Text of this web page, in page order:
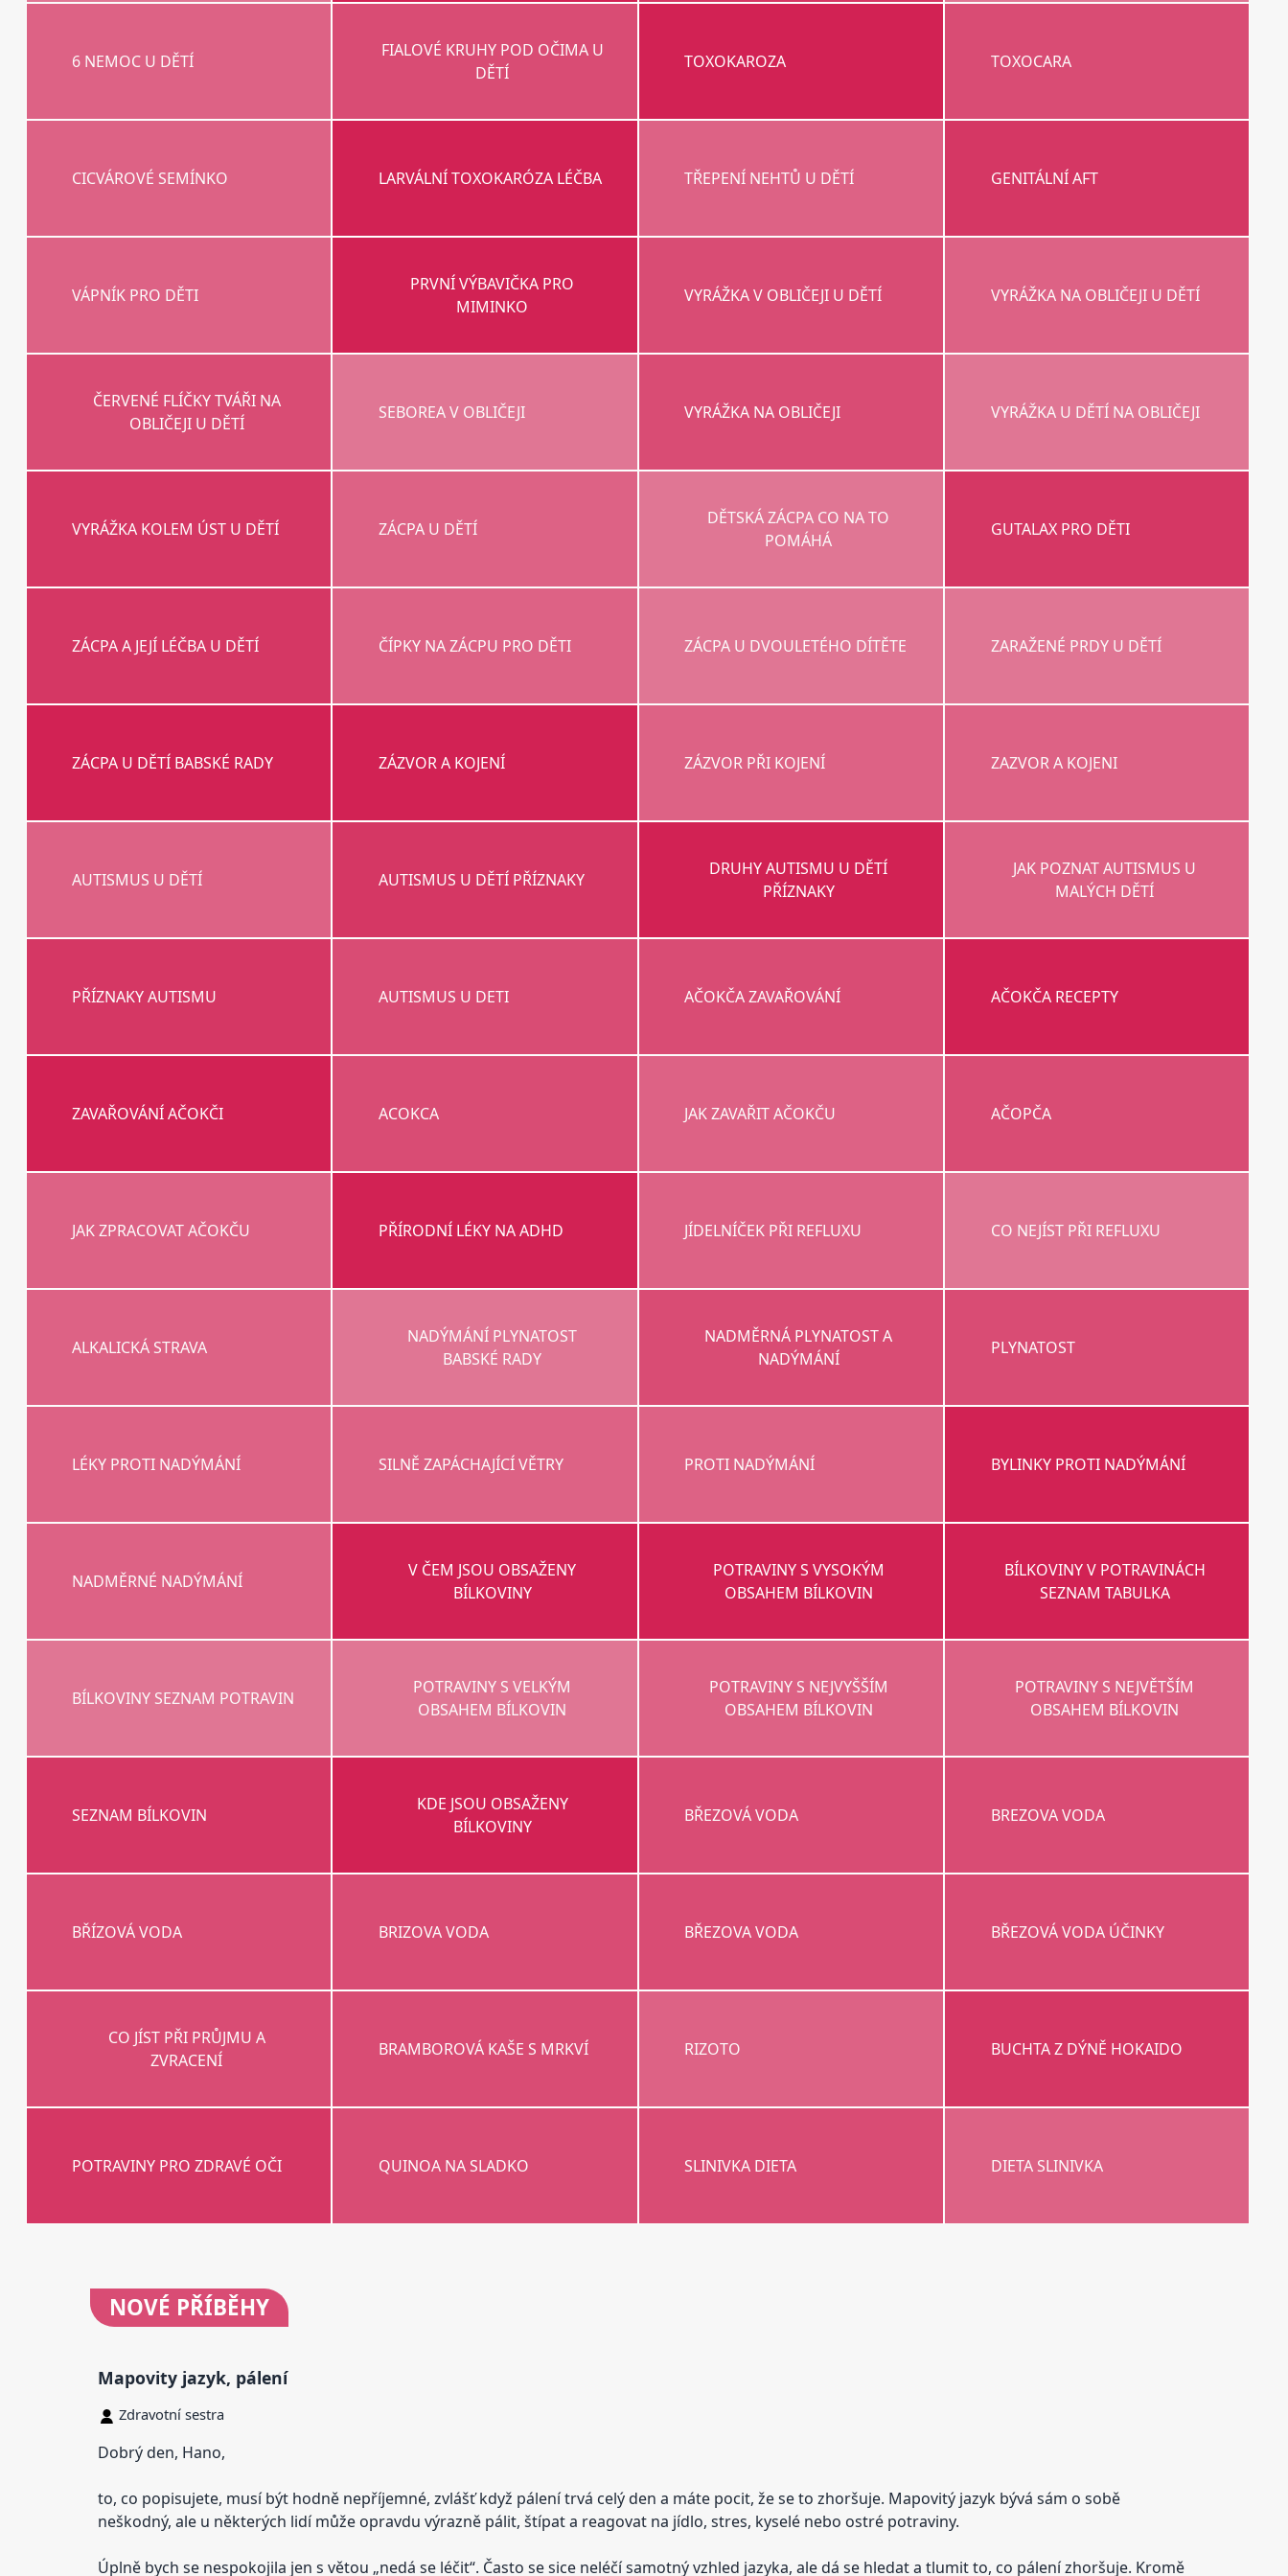
6 NEMOC U DĚTÍ
FIALOVÉ KRUHY POD OČIMA U
DĚTÍ
TOXOKAROZA TOXOCARA
CICVÁROVÉ SEMÍNKO LARVÁLNÍ TOXOKARÓZA LÉČBA TŘEPENÍ NEHTŮ U DĚTÍ GENITÁLNÍ AFT
VÁPNÍK PRO DĚTI
PRVNÍ VÝBAVIČKA PRO
MIMINKO
VYRÁŽKA V OBLIČEJI U DĚTÍ VYRÁŽKA NA OBLIČEJI U DĚTÍ
ČERVENÉ FLÍČKY TVÁŘI NA
OBLIČEJI U DĚTÍ
SEBOREA V OBLIČEJI VYRÁŽKA NA OBLIČEJI VYRÁŽKA U DĚTÍ NA OBLIČEJI
VYRÁŽKA KOLEM ÚST U DĚTÍ ZÁCPA U DĚTÍ
DĚTSKÁ ZÁCPA CO NA TO
POMÁHÁ
GUTALAX PRO DĚTI
ZÁCPA A JEJÍ LÉČBA U DĚTÍ ČÍPKY NA ZÁCPU PRO DĚTI ZÁCPA U DVOULETÉHO DÍTĚTE ZARAŽENÉ PRDY U DĚTÍ
ZÁCPA U DĚTÍ BABSKÉ RADY ZÁZVOR A KOJENÍ ZÁZVOR PŘI KOJENÍ ZAZVOR A KOJENI
AUTISMUS U DĚTÍ AUTISMUS U DĚTÍ PŘÍZNAKY
DRUHY AUTISMU U DĚTÍ
PŘÍZNAKY
JAK POZNAT AUTISMUS U
MALÝCH DĚTÍ
PŘÍZNAKY AUTISMU AUTISMUS U DETI AČOKČA ZAVAŘOVÁNÍ AČOKČA RECEPTY
ZAVAŘOVÁNÍ AČOKČI ACOKCA JAK ZAVAŘIT AČOKČU AČOPČA
JAK ZPRACOVAT AČOKČU PŘÍRODNÍ LÉKY NA ADHD JÍDELNÍČEK PŘI REFLUXU CO NEJÍST PŘI REFLUXU
ALKALICKÁ STRAVA
NADÝMÁNÍ PLYNATOST
BABSKÉ RADY
NADMĚRNÁ PLYNATOST A
NADÝMÁNÍ
PLYNATOST
LÉKY PROTI NADÝMÁNÍ SILNĚ ZAPÁCHAJÍCÍ VĚTRY PROTI NADÝMÁNÍ BYLINKY PROTI NADÝMÁNÍ
NADMĚRNÉ NADÝMÁNÍ
V ČEM JSOU OBSAŽENY
BÍLKOVINY
POTRAVINY S VYSOKÝM
OBSAHEM BÍLKOVIN
BÍLKOVINY V POTRAVINÁCH
SEZNAM TABULKA
BÍLKOVINY SEZNAM POTRAVIN
POTRAVINY S VELKÝM
OBSAHEM BÍLKOVIN
POTRAVINY S NEJVYŠŠÍM
OBSAHEM BÍLKOVIN
POTRAVINY S NEJVĚTŠÍM
OBSAHEM BÍLKOVIN
SEZNAM BÍLKOVIN
KDE JSOU OBSAŽENY
BÍLKOVINY
BŘEZOVÁ VODA BREZOVA VODA
BŘÍZOVÁ VODA BRIZOVA VODA BŘEZOVA VODA BŘEZOVÁ VODA ÚČINKY
CO JÍST PŘI PRŮJMU A
ZVRACENÍ
BRAMBOROVÁ KAŠE S MRKVÍ RIZOTO BUCHTA Z DÝNĚ HOKAIDO
POTRAVINY PRO ZDRAVÉ OČI QUINOA NA SLADKO SLINIVKA DIETA DIETA SLINIVKA
NOVÉ PŘÍBĚHY
Mapovity jazyk, pálení
Zdravotní sestra
Dobrý den, Hano,
to, co popisujete, musí být hodně nepříjemné, zvlášť když pálení trvá celý den a máte pocit, že se to zhoršuje. Mapovitý jazyk bývá sám o sobě
neškodný, ale u některých lidí může opravdu výrazně pálit, štípat a reagovat na jídlo, stres, kyselé nebo ostré potraviny.
Úplně bych se nespokojila jen s větou „nedá se léčit“. Často se sice neléčí samotný vzhled jazyka, ale dá se hledat a tlumit to, co pálení zhoršuje. Kromě